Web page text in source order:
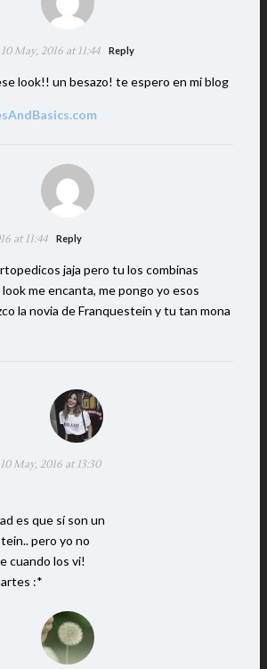
10 May, 2016 at 11:44 Reply
look!! un besazo! te espero en mi blog
at 11:44 Reply
jaja pero tu los combinas
me encanta, me pongo yo esos
la novia de Franquestein y tu tan mona
10 May, 2016 at 13:30
es que sí son un
pero yo no
cuando los vi!
:*